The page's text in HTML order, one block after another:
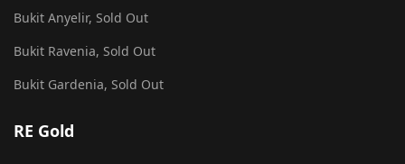
Bukit Anyelir, Sold Out
Bukit Ravenia, Sold Out
Bukit Gardenia, Sold Out
RE Gold